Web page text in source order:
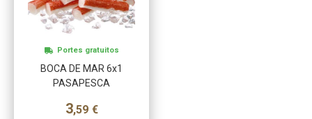
BOCA DE MAR 6x1
PASAPESCA
3,59 €
Portes gratuitos